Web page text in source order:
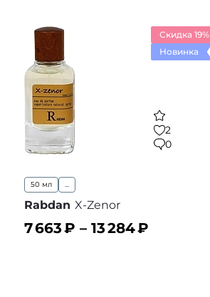
Скидка 19%
Новинка
2
0
50 мл ...
Rabdan X-Zenor
7 663₽ – 13 284₽